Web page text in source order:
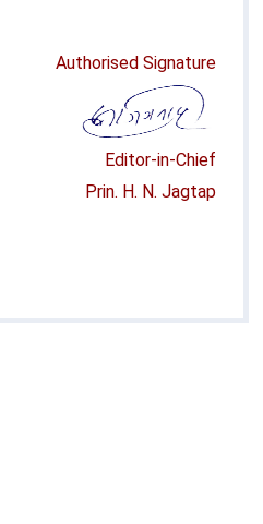
Authorised Signature
Editor-in-Chief
Prin. H. N. Jagtap